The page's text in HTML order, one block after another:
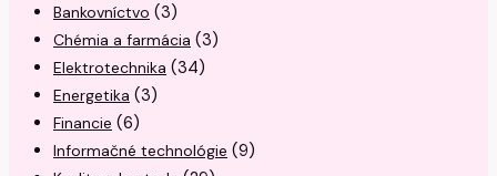
Bankovníctvo (3)
Chémia a farmácia (3)
Elektrotechnika (34)
Energetika (3)
Financie (6)
Informačné technológie (9)